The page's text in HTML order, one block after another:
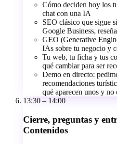
Cómo deciden hoy los
chat con una IA
SEO clásico que sigue
Google Business,
GEO (Generative
IAs sobre tu negocio y
Tu web, tu ficha y tus
qué cambiar para ser
Demo en directo:
recomendaciones
qué aparecen unos y no
13:30 – 14:00
Cierre, preguntas y
Contenidos